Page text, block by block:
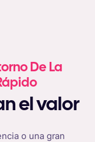
De La
el valor
o una gran